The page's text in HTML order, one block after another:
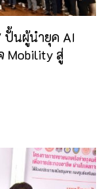
ปั้นผู้นำยุค AI
Mobility สู่